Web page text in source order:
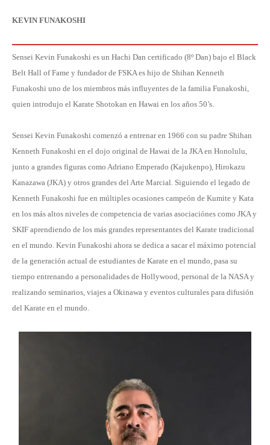
KEVIN FUNAKOSHI
Sensei Kevin Funakoshi es un Hachi Dan certificado (8º Dan) bajo el Black
Belt Hall of Fame y fundador de FSKA es hijo de Shihan Kenneth
Funakoshi uno de los miembros más influyentes de la familia Funakoshi,
quien introdujo el Karate Shotokan en Hawai en los años 50’s.
Sensei Kevin Funakoshi comenzó a entrenar en 1966 con su padre Shihan
Kenneth Funakoshi en el dojo original de Hawai de la JKA en Honolulu,
junto a grandes figuras como Adriano Emperado (Kajukenpo), Hirokazu
Kanazawa (JKA) y otros grandes del Arte Marcial. Siguiendo el legado de
Kenneth Funakoshi fue en múltiples ocasiones campeón de Kumite y Kata
en los más altos niveles de competencia de varias asociaciónes como JKA y
SKIF aprendiendo de los más grandes representantes del Karate tradicional
en el mundo. Kevin Funakoshi ahora se dedica a sacar el máximo potencial
de la generación actual de estudiantes de Karate en el mundo, pasa su
tiempo entrenando a personalidades de Hollywood, personal de la NASA y
realizando seminarios, viajes a Okinawa y eventos culturales para difusión
del Karate en el mundo.